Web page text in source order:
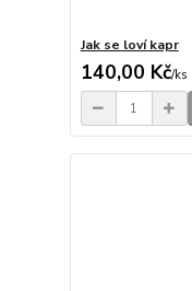
Jak se loví kapr
140,00 Kč/ks